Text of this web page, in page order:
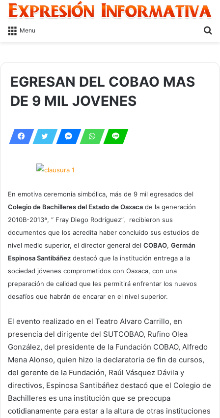
Menu
EGRESAN DEL COBAO MAS
DE 9 MIL JOVENES
En emotiva ceremonia simbólica, más de 9 mil egresados del
Colegio de Bachilleres del Estado de Oaxaca de la generación
2010B-2013ª, “ Fray Diego Rodríguez”, recibieron sus
documentos que los acredita haber concluido sus estudios de
nivel medio superior, el director general del COBAO, Germán
Espinosa Santibáñez destacó que la institución entrega a la
sociedad jóvenes comprometidos con Oaxaca, con una
preparación de calidad que les permitirá enfrentar los nuevos
desafíos que habrán de encarar en el nivel superior.
El evento realizado en el Teatro Alvaro Carrillo, en
presencia del dirigente del SUTCOBAO, Rufino Olea
González, del presidente de la Fundación COBAO, Alfredo
Mena Alonso, quien hizo la declaratoria de fin de cursos,
del gerente de la Fundación, Raúl Vásquez Dávila y
directivos, Espinosa Santibáñez destacó que el Colegio de
Bachilleres es una institución que se preocupa
cotidianamente para estar a la altura de otras instituciones